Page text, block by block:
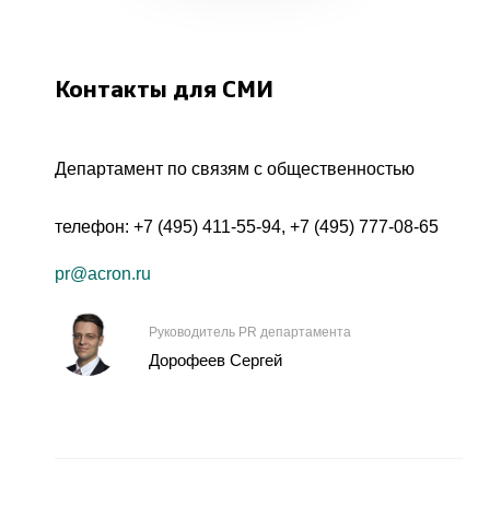
Контакты для СМИ
Департамент по связям с общественностью
телефон: +7 (495) 411-55-94, +7 (495) 777-08-65
pr@acron.ru
Руководитель PR департамента
Дорофеев Сергей